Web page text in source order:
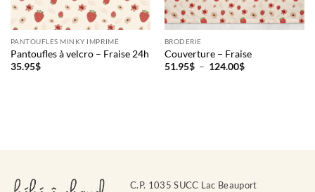
PANTOUFLES MINKY IMPRIMÉ
Pantoufles à velcro – Fraise 24h
35.95$
BRODERIE
Couverture – Fraise
51.95$ – 124.00$Plage
C.P. 1035 SUCC Lac Beauport